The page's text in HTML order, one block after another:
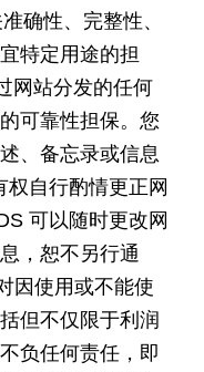
确性、完整性、
特定用途的担
网站分发的任何
可靠性担保。您
、备忘录或信息
自行酌情更正网
可以随时更改网
，恕不另行通
因使用或不能使
但不仅限于利润
负任何责任，即